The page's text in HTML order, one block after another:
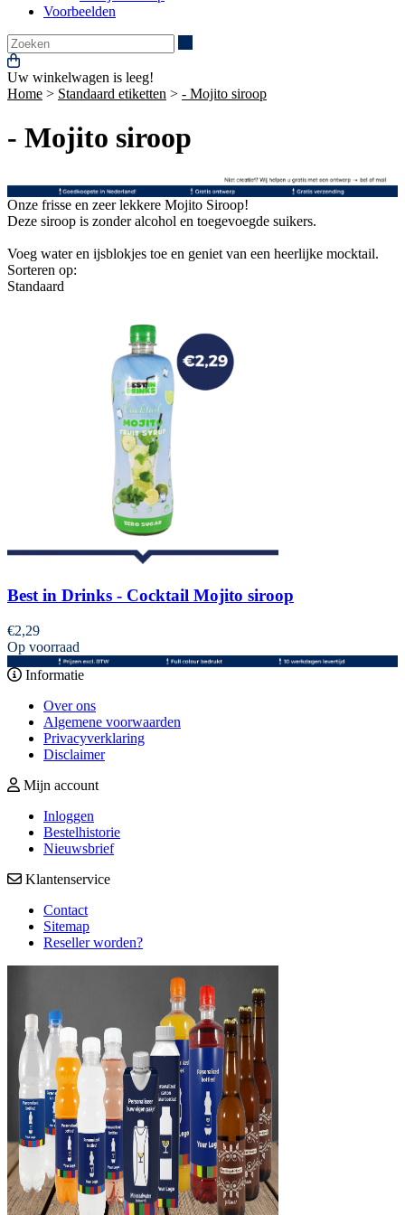
Voorbeelden
Uw winkelwagen is leeg!
Home > Standaard etiketten > - Mojito siroop
- Mojito siroop
Onze frisse en zeer lekkere Mojito Siroop!
Deze siroop is zonder alcohol en toegevoegde suikers.
Voeg water en ijsblokjes toe en geniet van een heerlijke mocktail.
Sorteren op:
Standaard
Best in Drinks - Cocktail Mojito siroop
€2,29
Op voorraad
Informatie
Over ons
Algemene voorwaarden
Privacyverklaring
Disclaimer
Mijn account
Inloggen
Bestelhistorie
Nieuwsbrief
Klantenservice
Contact
Sitemap
Reseller worden?